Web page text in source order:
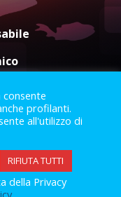
Policy
profilanti.
all'utilizzo di
RIFIUTA TUTTI
della Privacy